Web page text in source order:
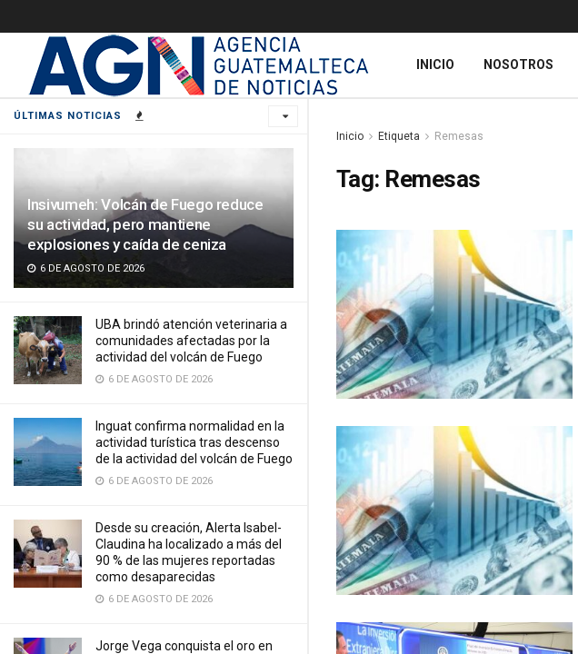
ÚLTIMAS NOTICIAS
Insivumeh: Volcán de Fuego reduce
su actividad, pero mantiene
explosiones y caída de ceniza
6 DE AGOSTO DE 2026
UBA brindó atención veterinaria a
comunidades afectadas por la
actividad del volcán de Fuego
6 DE AGOSTO DE 2026
Inguat confirma normalidad en la
actividad turística tras descenso
de la actividad del volcán de Fuego
6 DE AGOSTO DE 2026
Desde su creación, Alerta Isabel-
Claudina ha localizado a más del
90 % de las mujeres reportadas
como desaparecidas
6 DE AGOSTO DE 2026
Jorge Vega conquista el oro en
INICIO NOSOTROS
Inicio Etiqueta Remesas
Tag: Remesas